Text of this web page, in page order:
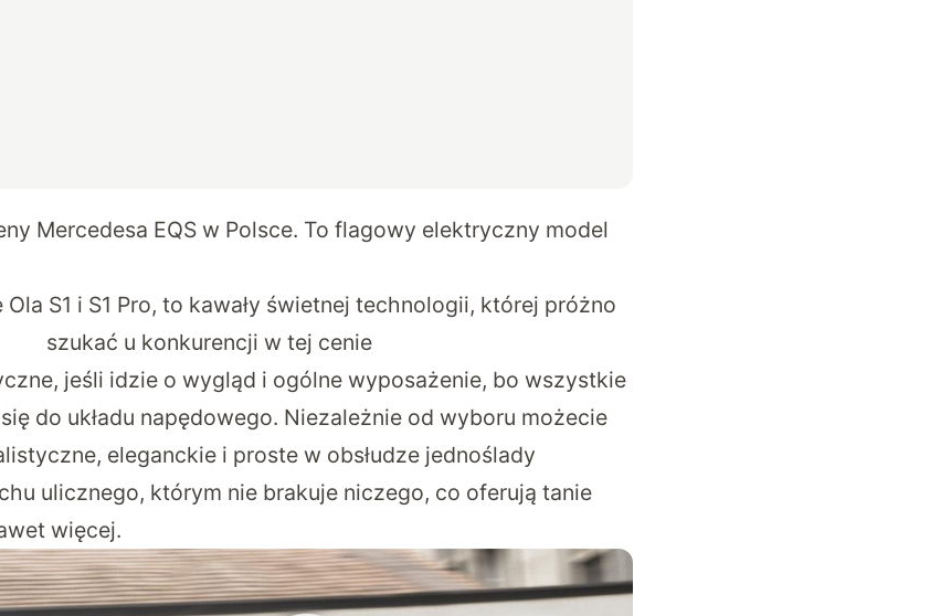
Mercedesa EQS w Polsce. To flagowy elektryczny model
S1 i S1 Pro, to kawały świetnej technologii, której próżno
szukać u konkurencji w tej cenie
jeśli idzie o wygląd i ogólne wyposażenie, bo wszystkie
do układu napędowego. Niezależnie od wyboru możecie
eleganckie i proste w obsłudze jednoślady
ulicznego, którym nie brakuje niczego, co oferują tanie
więcej.